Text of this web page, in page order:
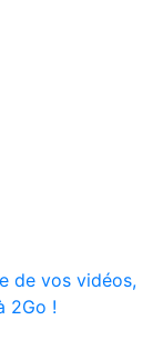
de vos vidéos,
2Go !